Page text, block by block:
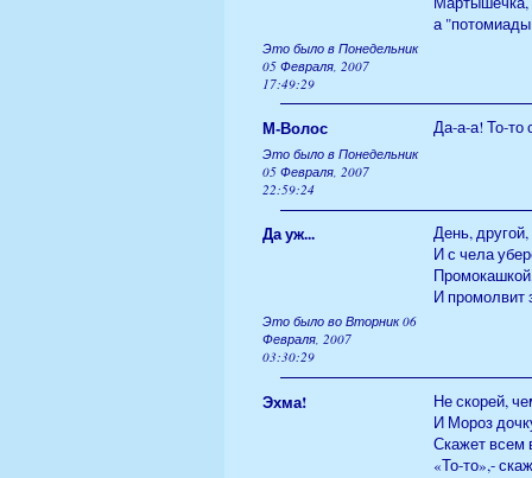
а
Это было в Понедельник
05 Февраля, 2007
17:49:29
М-Волос Да-а-а! То-то
Это было в Понедельник
05 Февраля, 2007
22:59:24
Да уж...
День,
И с чела
И промолвит
Это было во Вторник 06
Февраля, 2007
03:30:29
Эхма!
Не скорей,
И Мороз
Скажет всем
«То-то»,-